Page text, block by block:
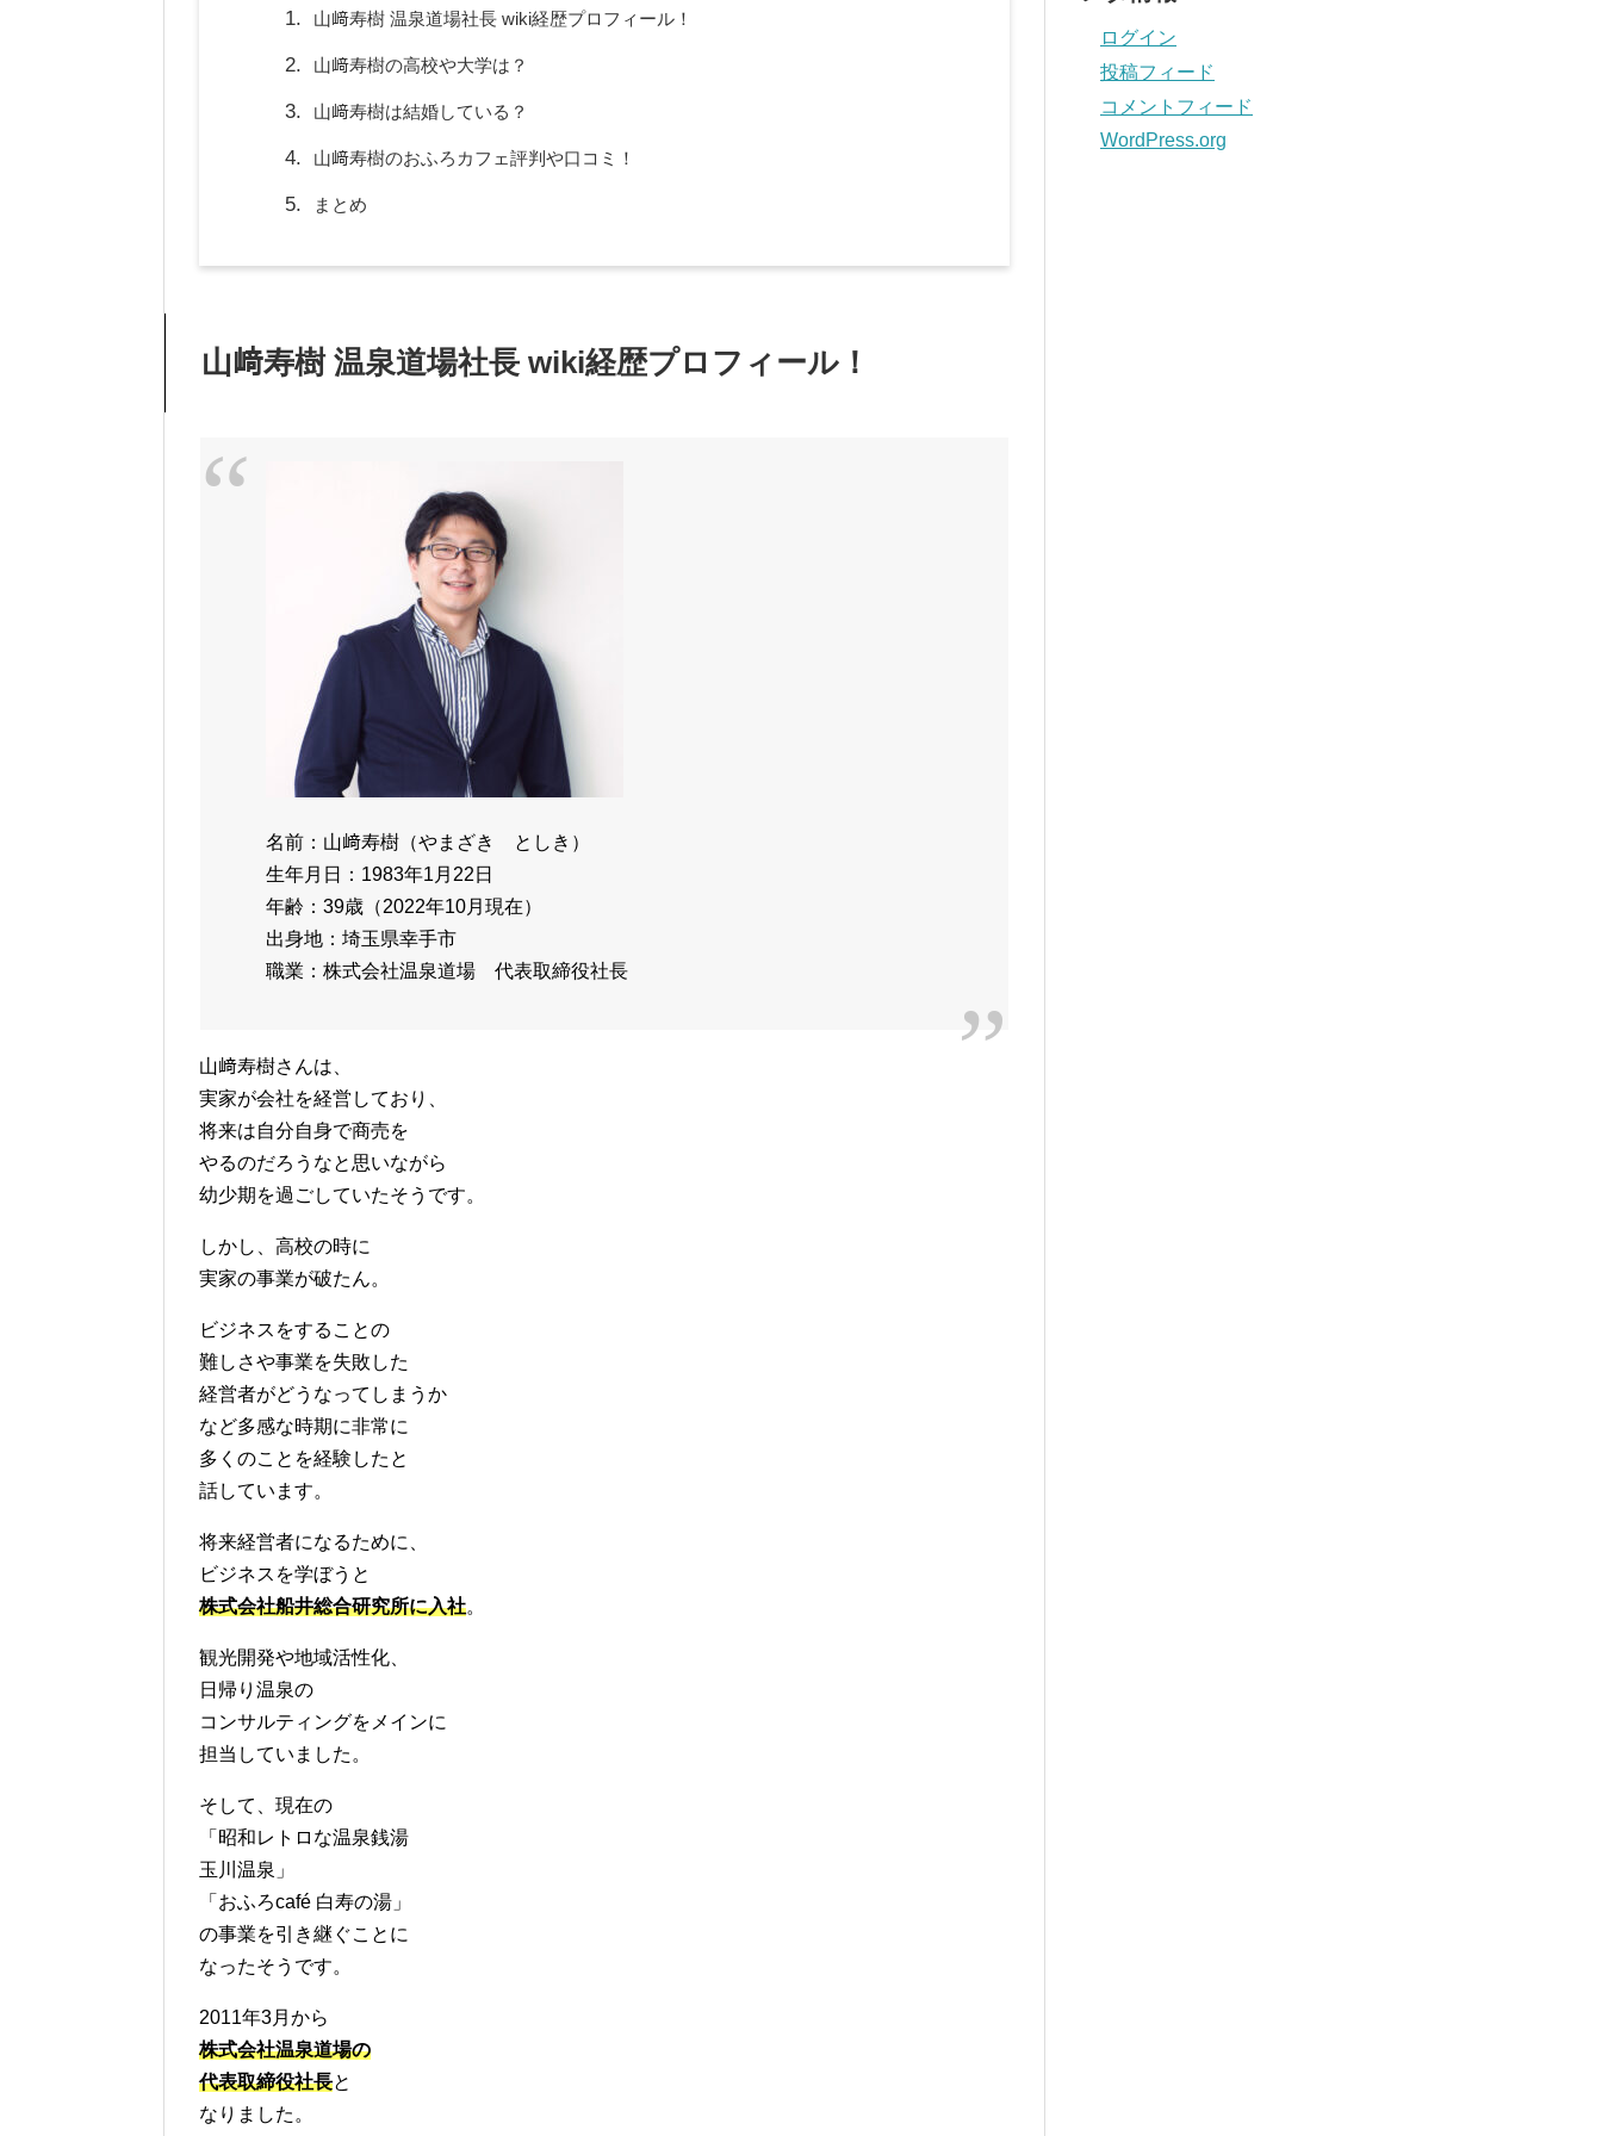
山﨑寿樹 温泉道場社長 wiki経歴プロフィール！
山﨑寿樹の高校や大学は？
山﨑寿樹は結婚している？
山﨑寿樹のおふろカフェ評判や口コミ！
まとめ
山﨑寿樹 温泉道場社長 wiki経歴プロフィール！
名前：山﨑寿樹（やまざき としき）
生年月日：1983年1月22日
年齢：39歳（2022年10月現在）
出身地：埼玉県幸手市
職業：株式会社温泉道場 代表取締役社長
山﨑寿樹さんは、
実家が会社を経営しており、
将来は自分自身で商売を
やるのだろうなと思いながら
幼少期を過ごしていたそうです。
しかし、高校の時に
実家の事業が破たん。
ビジネスをすることの
難しさや事業を失敗した
経営者がどうなってしまうか
など多感な時期に非常に
多くのことを経験したと
話しています。
将来経営者になるために、
ビジネスを学ぼうと
株式会社船井総合研究所に入社。
観光開発や地域活性化、
日帰り温泉の
コンサルティングをメインに
担当していました。
そして、現在の
「昭和レトロな温泉銭湯
玉川温泉」
「おふろcafé 白寿の湯」
の事業を引き継ぐことに
なったそうです。
2011年3月から
株式会社温泉道場の
代表取締役社長と
なりました。
ログイン
投稿フィード
コメントフィード
WordPress.org